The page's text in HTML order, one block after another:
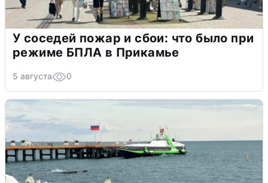
У соседей пожар и сбои: что было при
режиме БПЛА в Прикамье
5 августа 0